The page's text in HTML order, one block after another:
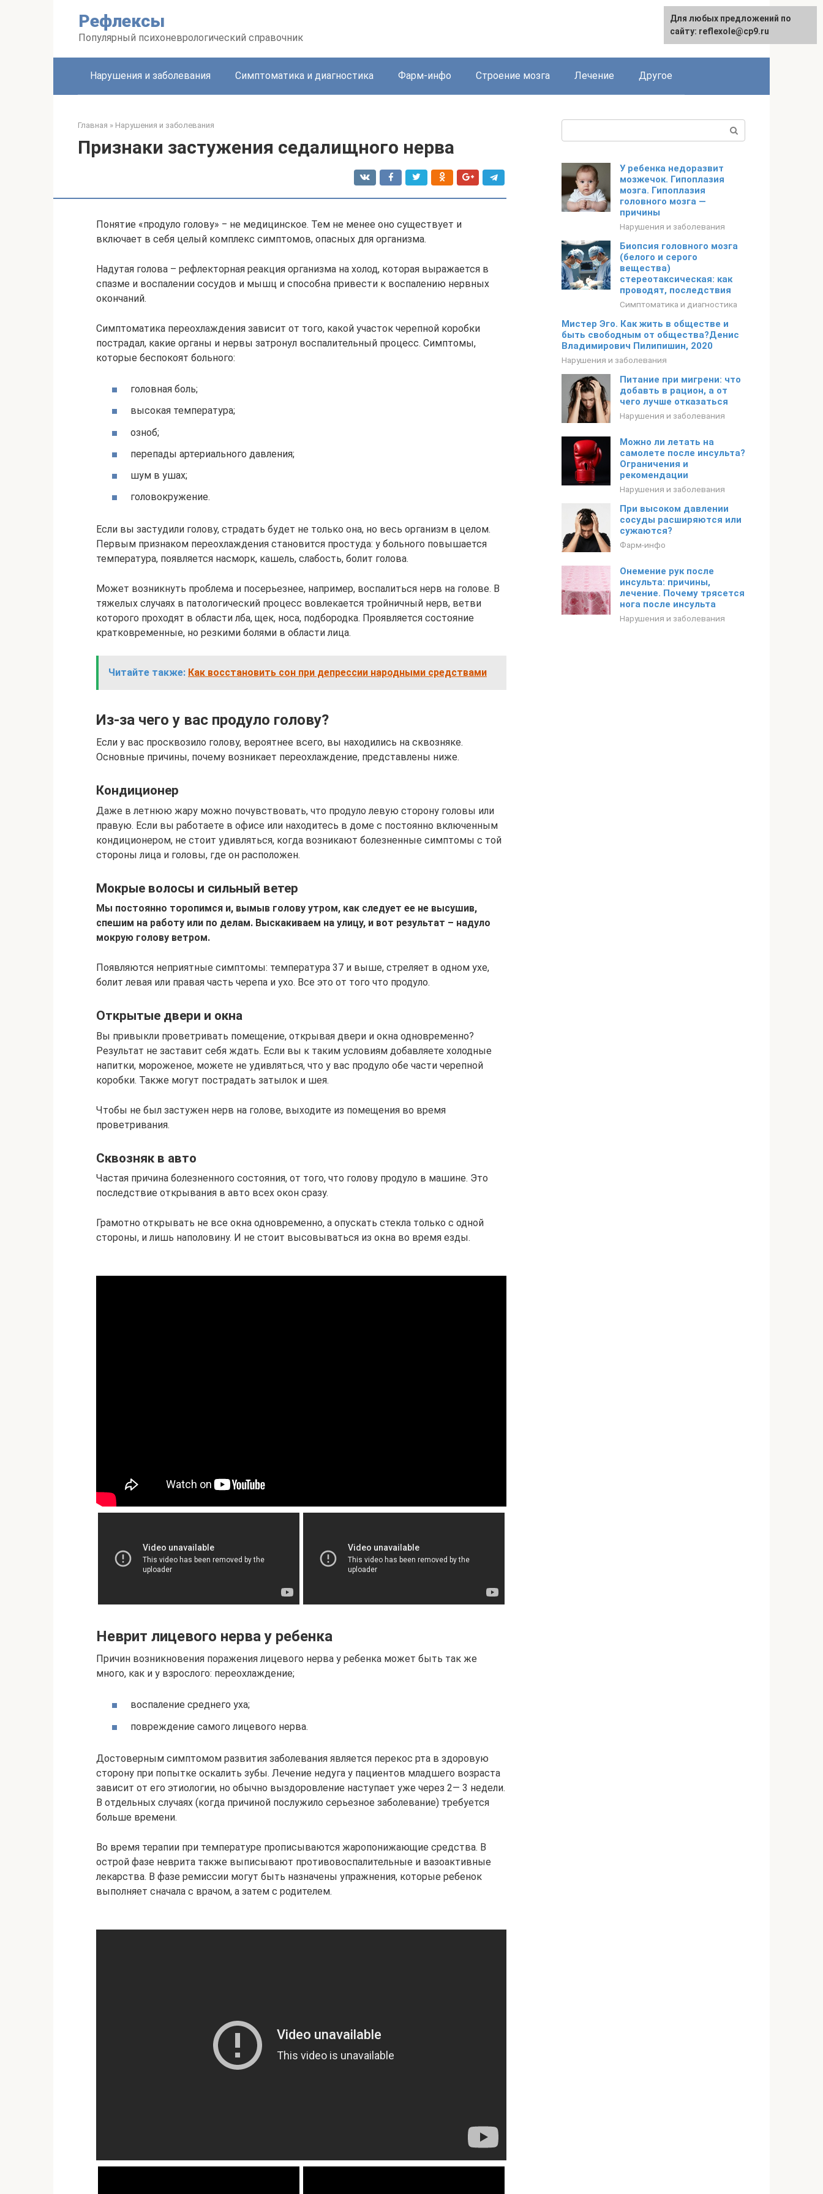
Рефлексы
Популярный психоневрологический справочник
Нарушения и заболевания Симптоматика и диагностика Фарм-инфо Строение мозга Лечение Другое
Главная » Нарушения и заболевания
Признаки застужения седалищного нерва
Понятие «продуло голову» ‒ не медицинское. Тем не менее оно существует и
включает в себя целый комплекс симптомов, опасных для организма.
Надутая голова – рефлекторная реакция организма на холод, которая выражается в
спазме и воспалении сосудов и мышц и способна привести к воспалению нервных
окончаний.
Симптоматика переохлаждения зависит от того, какой участок черепной коробки
пострадал, какие органы и нервы затронул воспалительный процесс. Симптомы,
которые беспокоят больного:
головная боль;
высокая температура;
озноб;
перепады артериального давления;
шум в ушах;
головокружение.
Если вы застудили голову, страдать будет не только она, но весь организм в целом.
Первым признаком переохлаждения становится простуда: у больного повышается
температура, появляется насморк, кашель, слабость, болит голова.
Может возникнуть проблема и посерьезнее, например, воспалиться нерв на голове. В
тяжелых случаях в патологический процесс вовлекается тройничный нерв, ветви
которого проходят в области лба, щек, носа, подбородка. Проявляется состояние
кратковременные, но резкими болями в области лица.
Читайте также: Как восстановить сон при депрессии народными средствами
Из-за чего у вас продуло голову?
Если у вас просквозило голову, вероятнее всего, вы находились на сквозняке.
Основные причины, почему возникает переохлаждение, представлены ниже.
Кондиционер
Даже в летнюю жару можно почувствовать, что продуло левую сторону головы или
правую. Если вы работаете в офисе или находитесь в доме с постоянно включенным
кондиционером, не стоит удивляться, когда возникают болезненные симптомы с той
стороны лица и головы, где он расположен.
Мокрые волосы и сильный ветер
Мы постоянно торопимся и, вымыв голову утром, как следует ее не высушив,
спешим на работу или по делам. Выскакиваем на улицу, и вот результат – надуло
мокрую голову ветром.
Появляются неприятные симптомы: температура 37 и выше, стреляет в одном ухе,
болит левая или правая часть черепа и ухо. Все это от того что продуло.
Открытые двери и окна
Вы привыкли проветривать помещение, открывая двери и окна одновременно?
Результат не заставит себя ждать. Если вы к таким условиям добавляете холодные
напитки, мороженое, можете не удивляться, что у вас продуло обе части черепной
коробки. Также могут пострадать затылок и шея.
Чтобы не был застужен нерв на голове, выходите из помещения во время
проветривания.
Сквозняк в авто
Частая причина болезненного состояния, от того, что голову продуло в машине. Это
последствие открывания в авто всех окон сразу.
Грамотно открывать не все окна одновременно, а опускать стекла только с одной
стороны, и лишь наполовину. И не стоит высовываться из окна во время езды.
Неврит лицевого нерва у ребенка
Причин возникновения поражения лицевого нерва у ребенка может быть так же
много, как и у взрослого: переохлаждение;
воспаление среднего уха;
повреждение самого лицевого нерва.
Достоверным симптомом развития заболевания является перекос рта в здоровую
сторону при попытке оскалить зубы. Лечение недуга у пациентов младшего возраста
зависит от его этиологии, но обычно выздоровление наступает уже через 2— 3 недели.
В отдельных случаях (когда причиной послужило серьезное заболевание) требуется
больше времени.
Во время терапии при температуре прописываются жаропонижающие средства. В
острой фазе неврита также выписывают противовоспалительные и вазоактивные
лекарства. В фазе ремиссии могут быть назначены упражнения, которые ребенок
выполняет сначала с врачом, а затем с родителем.
У ребенка недоразвит
мозжечок. Гипоплазия
мозга. Гипоплазия
головного мозга —
причины
Нарушения и заболевания
Биопсия головного мозга
(белого и серого
вещества)
стереотаксическая: как
проводят, последствия
Симптоматика и диагностика
Мистер Эго. Как жить в обществе и
быть свободным от общества?Денис
Владимирович Пилипишин, 2020
Нарушения и заболевания
Питание при мигрени: что
добавть в рацион, а от
чего лучше отказаться
Нарушения и заболевания
Можно ли летать на
самолете после инсульта?
Ограничения и
рекомендации
Нарушения и заболевания
При высоком давлении
сосуды расширяются или
сужаются?
Фарм-инфо
Онемение рук после
инсульта: причины,
лечение. Почему трясется
нога после инсульта
Нарушения и заболевания
Для любых предложений по
сайту: reflexole@cp9.ru